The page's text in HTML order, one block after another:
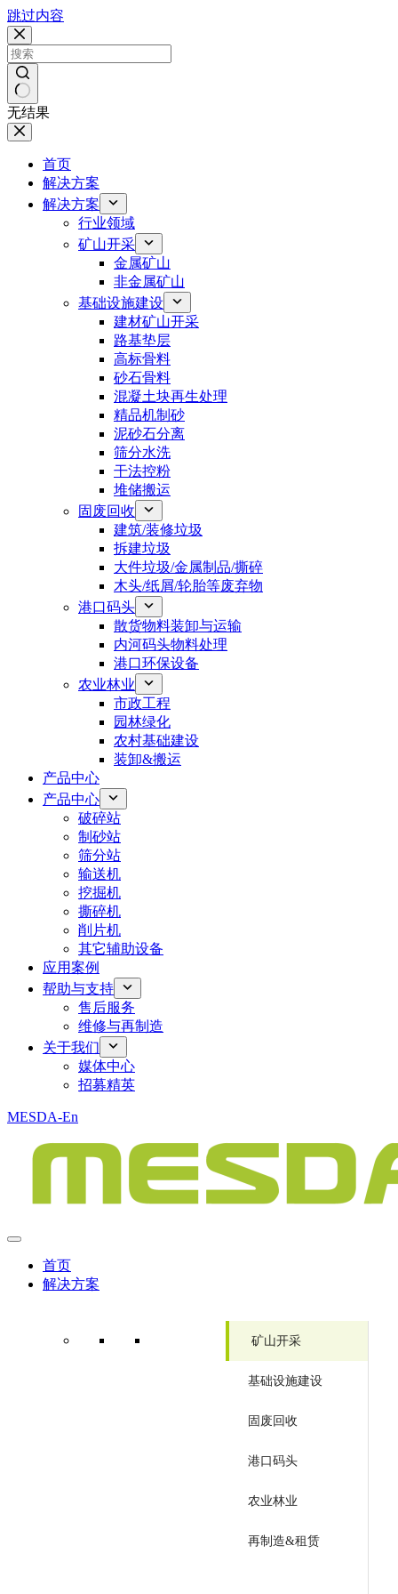
跳过内容
无结果
首页
解决方案
解决方案
行业领域
矿山开采
金属矿山
非金属矿山
基础设施建设
建材矿山开采
路基垫层
高标骨料
砂石骨料
混凝土块再生处理
精品机制砂
泥砂石分离
筛分水洗
干法控粉
堆储搬运
固废回收
建筑/装修垃圾
拆建垃圾
大件垃圾/金属制品/撕碎
木头/纸屑/轮胎等废弃物
港口码头
散货物料装卸与运输
内河码头物料处理
港口环保设备
农业林业
市政工程
园林绿化
农村基础建设
装卸&搬运
产品中心
产品中心
破碎站
制砂站
筛分站
输送机
挖掘机
撕碎机
削片机
其它辅助设备
应用案例
帮助与支持
售后服务
维修与再制造
关于我们
媒体中心
招募精英
MESDA-En
首页
解决方案
矿山开采
基础设施建设
固废回收
港口码头
农业林业
再制造&租赁